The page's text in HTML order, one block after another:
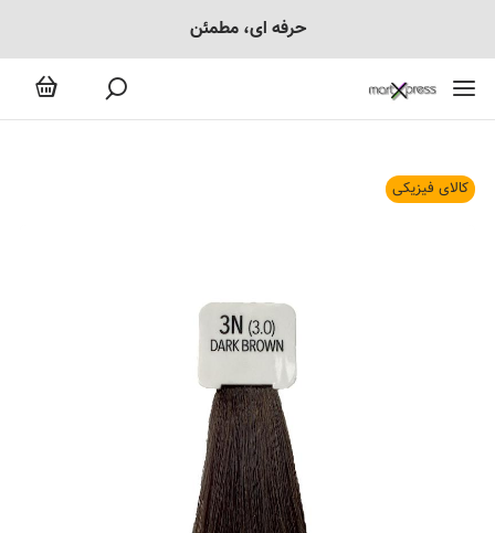
حرفه ای، مطمئن
کالای فیزیکی